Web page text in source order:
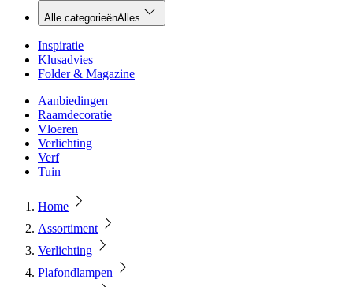
Alle categorieënAlles
Inspiratie
Klusadvies
Folder & Magazine
Aanbiedingen
Raamdecoratie
Vloeren
Verlichting
Verf
Tuin
Home
Assortiment
Verlichting
Plafondlampen